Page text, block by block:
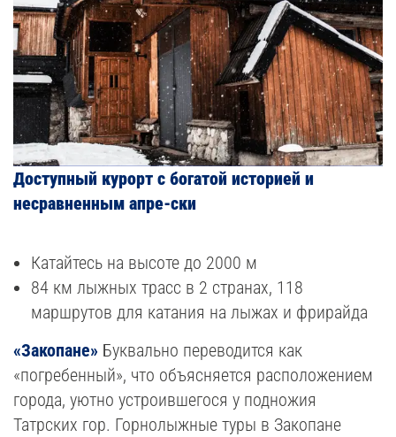
Доступный курорт с богатой историей и
несравненным апре-ски
Катайтесь на высоте до 2000 м
84 км лыжных трасс в 2 странах, 118
маршрутов для катания на лыжах и фрирайда
«Закопане» Буквально переводится как
«погребенный», что объясняется расположением
города, уютно устроившегося у подножия
Татрских гор. Горнолыжные туры в Закопане